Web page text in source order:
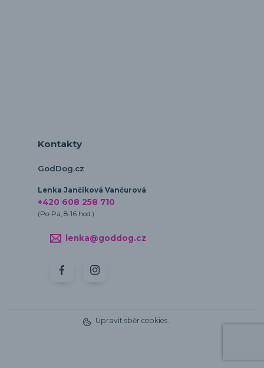
Kontakty
GodDog.cz
Lenka Jančíková Vančurová
+420 608 258 710
(Po-Pá, 8-16 hod.)
lenka@goddog.cz
Upravit sběr cookies.